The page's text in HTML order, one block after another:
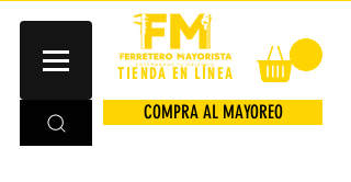
TIENDA EN LÍNEA
COMPRA AL MAYOREO